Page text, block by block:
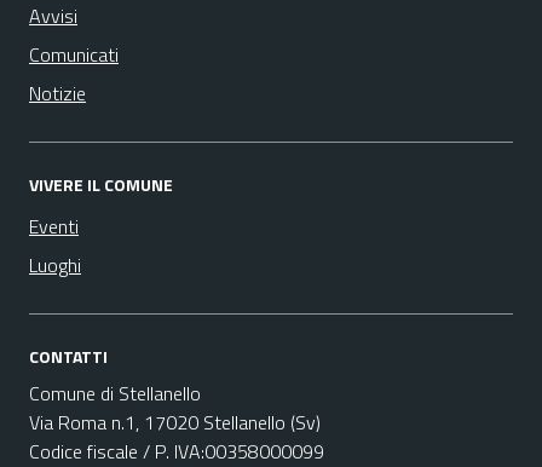
Avvisi
Comunicati
Notizie
VIVERE IL COMUNE
Eventi
Luoghi
CONTATTI
Comune di Stellanello
Via Roma n.1, 17020 Stellanello (Sv)
Codice fiscale / P. IVA:00358000099